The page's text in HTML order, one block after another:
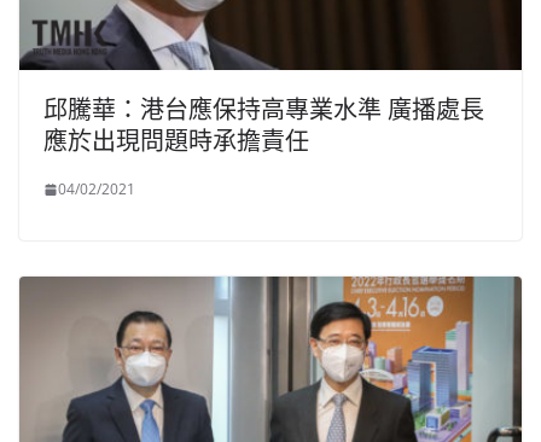
邱騰華：港台應保持高專業水準 廣播處長
應於出現問題時承擔責任
04/02/2021